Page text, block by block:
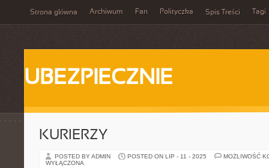
Strona główna Archiwum Fan Polityczka Spis Treści Tagi
UBEZPIECZNIE
KURIERZY
POSTED BY ADMIN POSTED ON LIP - 11 - 2025
MOŻLIWOŚĆ
WYŁĄCZONA